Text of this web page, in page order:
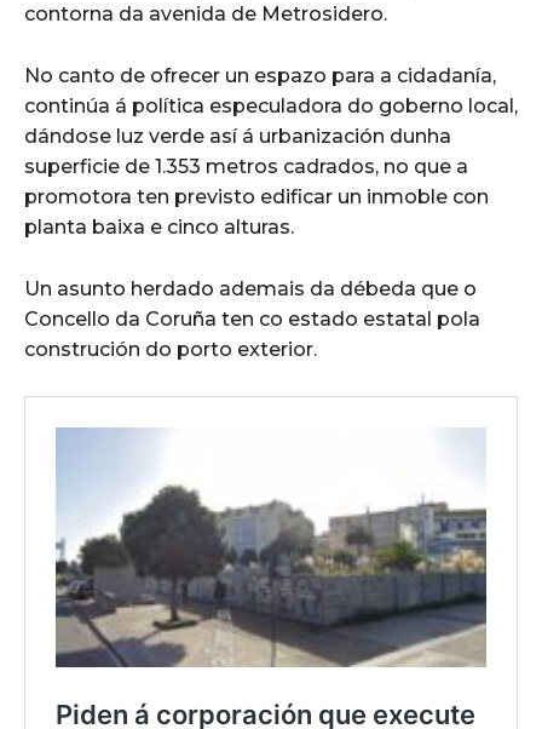
contorna da avenida de Metrosidero.
No canto de ofrecer un espazo para a cidadanía,
continúa á política especuladora do goberno local,
dándose luz verde así á urbanización dunha
superficie de 1.353 metros cadrados, no que a
promotora ten previsto edificar un inmoble con
planta baixa e cinco alturas.
Un asunto herdado ademais da débeda que o
Concello da Coruña ten co estado estatal pola
construción do porto exterior.